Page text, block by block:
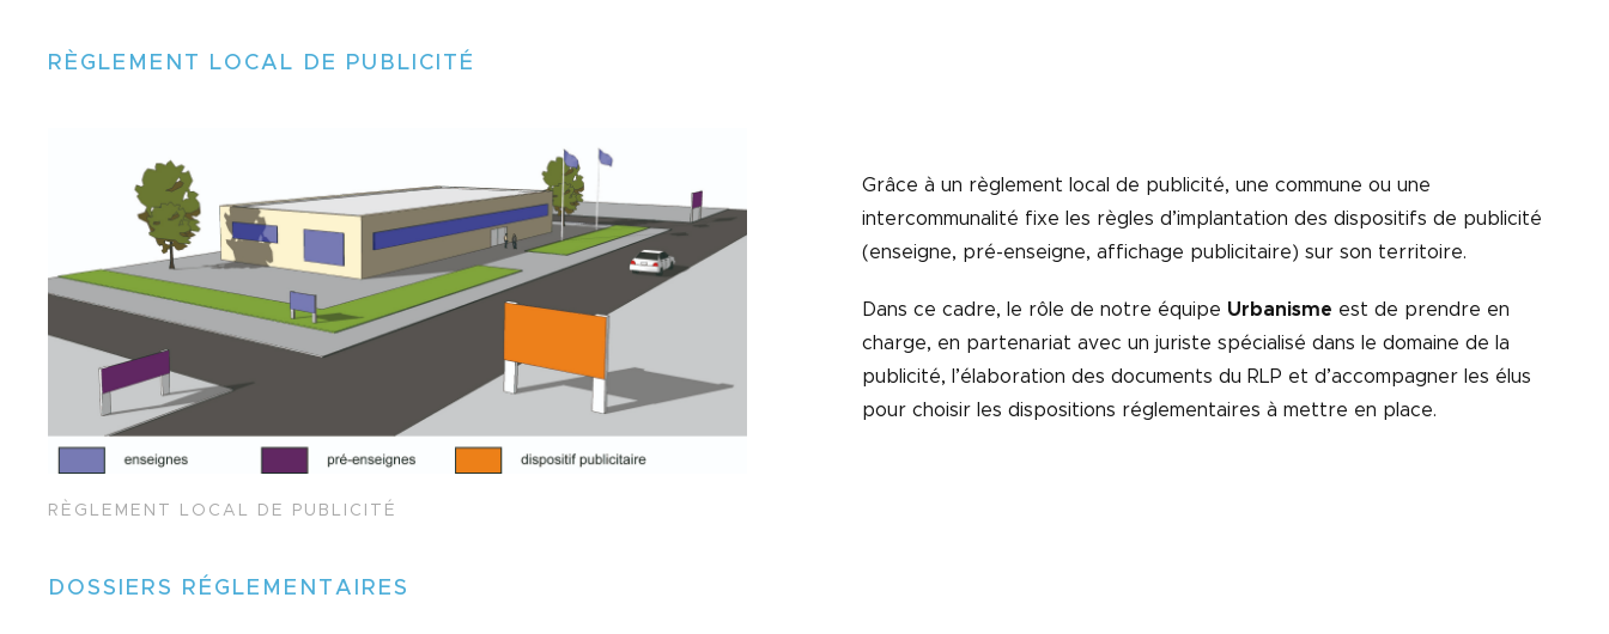
RÈGLEMENT LOCAL DE PUBLICITÉ
Grâce à un règlement local de publicité, une commune ou une
intercommunalité fixe les règles d’implantation des dispositifs de publicité
(enseigne, pré-enseigne, affichage publicitaire) sur son territoire.
Dans ce cadre, le rôle de notre équipe Urbanisme est de prendre en
charge, en partenariat avec un juriste spécialisé dans le domaine de la
publicité, l’élaboration des documents du RLP et d’accompagner les élus
pour choisir les dispositions réglementaires à mettre en place.
RÈGLEMENT LOCAL DE PUBLICITÉ
DOSSIERS RÉGLEMENTAIRES